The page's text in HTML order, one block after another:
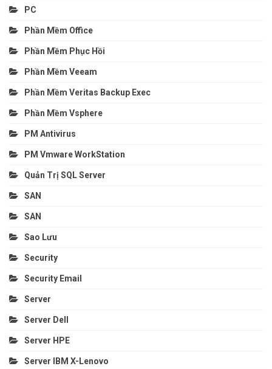
PC
Phần Mềm Office
Phần Mềm Phục Hồi
Phần Mềm Veeam
Phần Mềm Veritas Backup Exec
Phần Mềm Vsphere
PM Antivirus
PM Vmware WorkStation
Quản Trị SQL Server
SAN
SAN
Sao Lưu
Security
Security Email
Server
Server Dell
Server HPE
Server IBM X-Lenovo